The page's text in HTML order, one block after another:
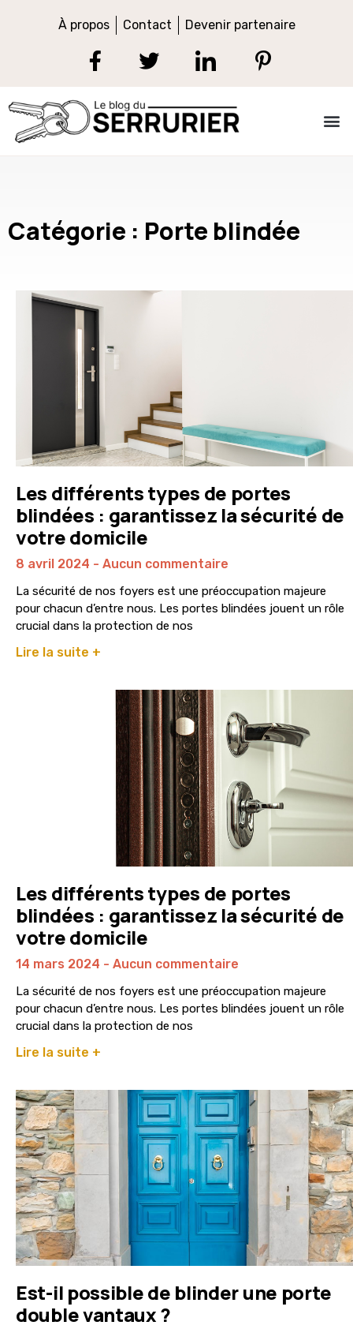
À propos Contact Devenir partenaire
Catégorie : Porte blindée
Les différents types de portes
blindées : garantissez la sécurité de
votre domicile
8 avril 2024 Aucun commentaire
La sécurité de nos foyers est une préoccupation majeure
pour chacun d’entre nous. Les portes blindées jouent un rôle
crucial dans la protection de nos
Lire la suite +
Les différents types de portes
blindées : garantissez la sécurité de
votre domicile
14 mars 2024 Aucun commentaire
La sécurité de nos foyers est une préoccupation majeure
pour chacun d’entre nous. Les portes blindées jouent un rôle
crucial dans la protection de nos
Lire la suite +
Est-il possible de blinder une porte
double vantaux ?